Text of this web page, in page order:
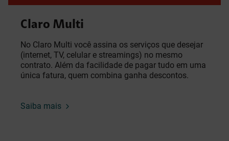
Claro Multi
No Claro Multi você assina os serviços que desejar
(internet, TV, celular e streamings) no mesmo
contrato. Além da facilidade de pagar tudo em uma
única fatura, quem combina ganha descontos.
Saiba mais